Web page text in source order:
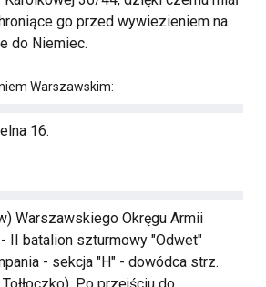
go przed wywiezieniem na
do Niemiec.
Warszawskim:
16.
Warszawskiego Okręgu Armii
II batalion szturmowy "Odwet"
- sekcja "H" - dowódca strz.